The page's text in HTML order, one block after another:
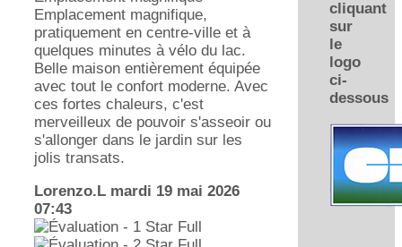
cliquant
sur
le
logo
ci-
dessous
Emplacement magnifique,
pratiquement en centre-ville et à
quelques minutes à vélo du lac.
Belle maison entièrement équipée
avec tout le confort moderne. Avec
ces fortes chaleurs, c'est
merveilleux de pouvoir s'asseoir ou
s'allonger dans le jardin sur les
jolis transats.
Lorenzo.L mardi 19 mai 2026
07:43